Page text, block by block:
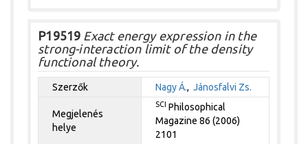
P19519 Exact energy expression in the
strong-interaction limit of the density
functional theory.
Szerzők Nagy Á.,Jánosfalvi Zs.
Megjelenés
helye
SCI Philosophical
Magazine 86 (2006)
2101